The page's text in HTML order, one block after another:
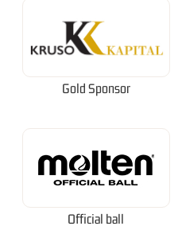
Gold Sponsor
Official ball